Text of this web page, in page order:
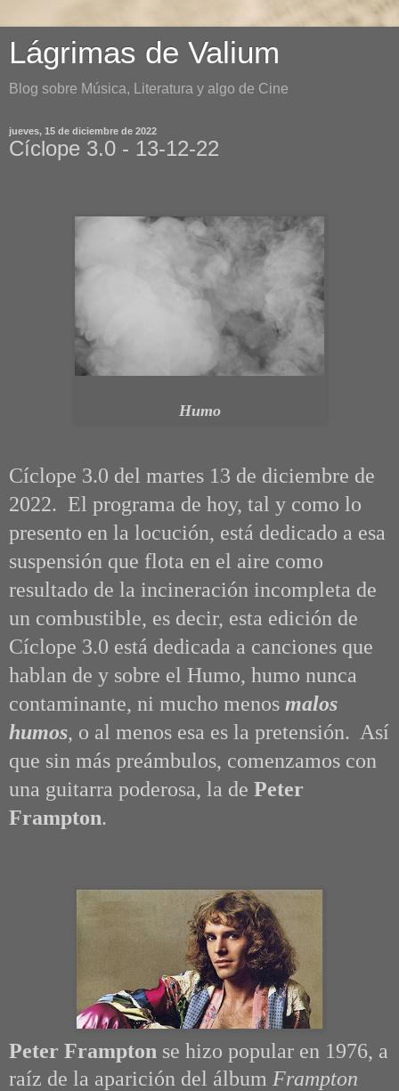
Lágrimas de Valium
Blog sobre Música, Literatura y algo de Cine
jueves, 15 de diciembre de 2022
Cíclope 3.0 - 13-12-22
Humo
Cíclope 3.0 del martes 13 de diciembre de
2022. El programa de hoy, tal y como lo
presento en la locución, está dedicado a esa
suspensión que flota en el aire como
resultado de la incineración incompleta de
un combustible, es decir, esta edición de
Cíclope 3.0 está dedicada a canciones que
hablan de y sobre el Humo, humo nunca
contaminante, ni mucho menos malos
humos, o al menos esa es la pretensión. Así
que sin más preámbulos, comenzamos con
una guitarra poderosa, la de Peter
Frampton.
Peter Frampton se hizo popular en 1976, a
raíz de la aparición del álbum Frampton